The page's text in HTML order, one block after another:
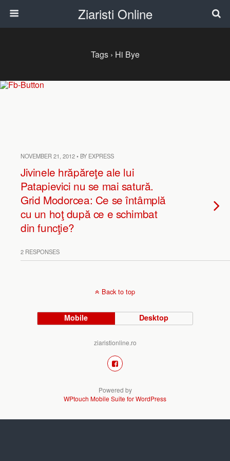
Ziaristi Online
Tags › Hi Bye
NOVEMBER 21, 2012 • BY EXPRESS
Jivinele hrăpăreţe ale lui
Patapievici nu se mai satură.
Grid Modorcea: Ce se întâmplă
cu un hoţ după ce e schimbat
din funcţie?
2 RESPONSES
Back to top
Mobile Desktop
ziaristionline.ro
Powered by
WPtouch Mobile Suite for WordPress